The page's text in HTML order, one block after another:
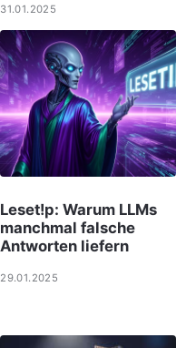
31.01.2025
Leset!p: Warum LLMs
manchmal falsche
Antworten liefern
29.01.2025